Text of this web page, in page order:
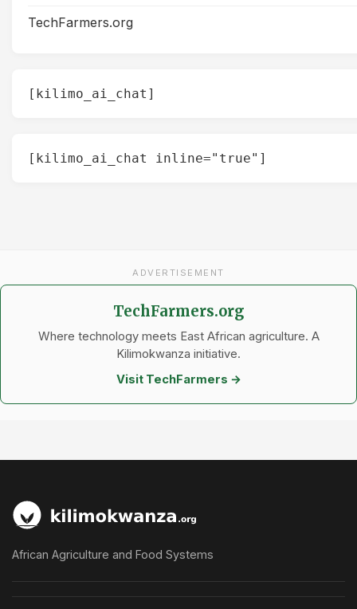
TechFarmers.org
[kilimo_ai_chat]
[kilimo_ai_chat inline="true"]
ADVERTISEMENT
TechFarmers.org
Where technology meets East African agriculture. A
Kilimokwanza initiative.
Visit TechFarmers →
African Agriculture and Food Systems